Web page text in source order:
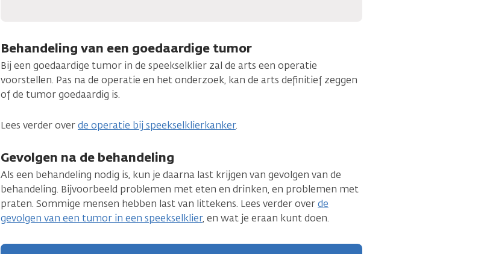
Behandeling van een goedaardige tumor
Bij een goedaardige tumor in de speekselklier zal de arts een operatie
voorstellen. Pas na de operatie en het onderzoek, kan de arts definitief zeggen
of de tumor goedaardig is.
Lees verder overde operatie bij speekselklierkanker.
Gevolgen na de behandeling
Als een behandeling nodig is, kun je daarna last krijgen van gevolgen van de
behandeling. Bijvoorbeeld problemen met eten en drinken, en problemen met
praten. Sommige mensen hebben last van littekens. Lees verder overde
gevolgen van een tumor in een speekselklier, en wat je eraan kunt doen.